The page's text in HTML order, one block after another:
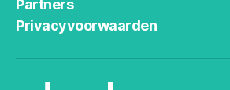
Partners
Privacyvoorwaarden